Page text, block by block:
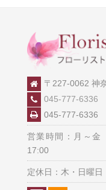
〒227-0062 神
045-777-6336
045-777-6336
営業時間：月～
17:00
定休日：木・日曜日